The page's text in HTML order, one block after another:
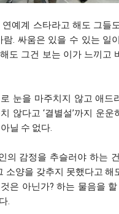
예계 스타라고 해도 그들
람. 싸움은 있을 수 있는 일
도 그건 보는 이가 느끼고
눈을 마주치지 않고 애드
않다고 ‘결별설’까지 운운
닐 수 없다.
의 감정을 추슬러야 하는
소양을 갖추지 못했다고 해
은 아닌가? 하는 물음을
.